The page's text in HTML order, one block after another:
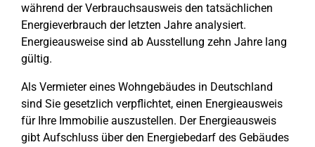
während der Verbrauchsausweis den tatsächlichen
Energieverbrauch der letzten Jahre analysiert.
Energieausweise sind ab Ausstellung zehn Jahre lang
gültig.
Als Vermieter eines Wohngebäudes in Deutschland
sind Sie gesetzlich verpflichtet, einen Energieausweis
für Ihre Immobilie auszustellen. Der Energieausweis
gibt Aufschluss über den Energiebedarf des Gebäudes